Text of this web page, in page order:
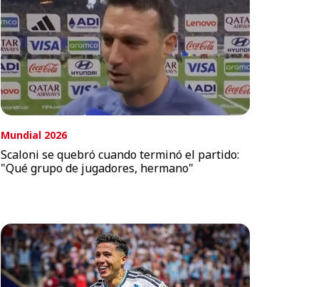
Mundial 2026
Scaloni se quebró cuando terminó el partido:
"Qué grupo de jugadores, hermano"